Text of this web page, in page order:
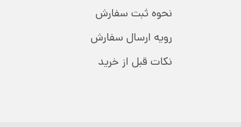
نحوه ثبت سفارش
رویه ارسال سفارش
نکات قبل از خرید